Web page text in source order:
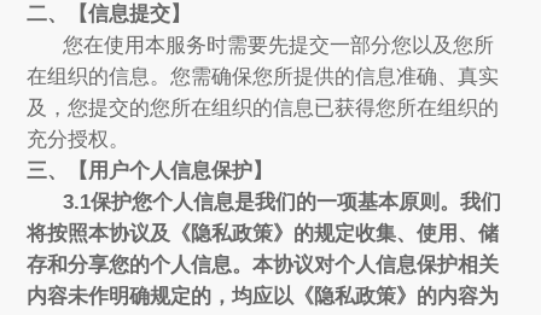
二、【信息提交】
您在使用本服务时需要先提交一部分您以及您所
在组织的信息。您需确保您所提供的信息准确、真实
及，您提交的您所在组织的信息已获得您所在组织的
充分授权。
三、【用户个人信息保护】
3.1保护您个人信息是我们的一项基本原则。我们
将按照本协议及《隐私政策》的规定收集、使用、储
存和分享您的个人信息。本协议对个人信息保护相关
内容未作明确规定的，均应以《隐私政策》的内容为